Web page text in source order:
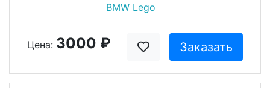
BMW Lego
Цена: 3000 ₽ Заказать